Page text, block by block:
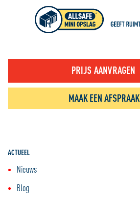
PRIJS AANVRAGEN
MAAK EEN AFSPRAAK
ACTUEEL
Nieuws
Blog